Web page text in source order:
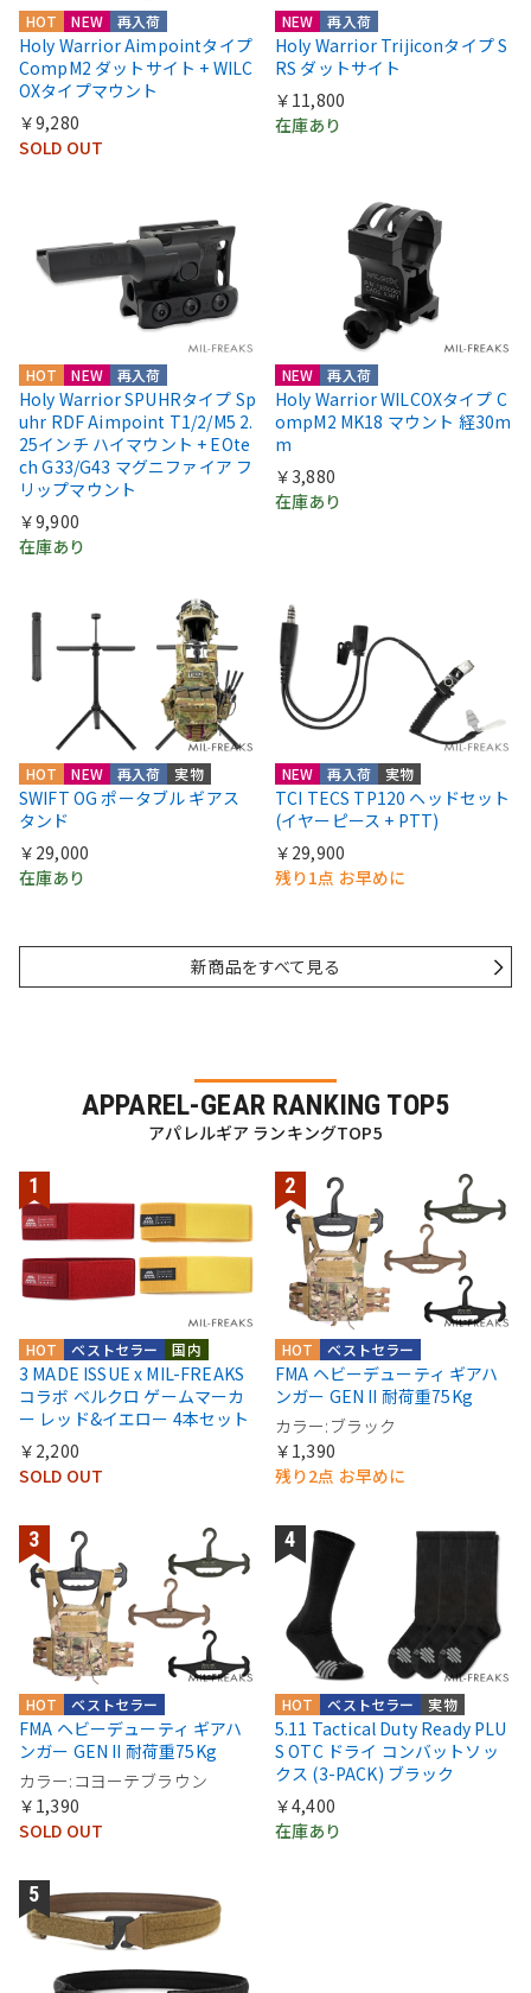
HOT NEW 再入荷
Holy Warrior Aimpointタイプ
CompM2 ダットサイト + WILC
OXタイプマウント
￥9,280
SOLD OUT
NEW 再入荷
Holy Warrior Trijiconタイプ S
RS ダットサイト
￥11,800
在庫あり
HOT NEW 再入荷
Holy Warrior SPUHRタイプ Sp
uhr RDF Aimpoint T1/2/M5 2.
25インチ ハイマウント + EOte
ch G33/G43 マグニファイア フ
リップマウント
￥9,900
在庫あり
NEW 再入荷
Holy Warrior WILCOXタイプ C
ompM2 MK18 マウント 経30m
m
￥3,880
在庫あり
HOT NEW 再入荷 実物
SWIFT OG ポータブル ギアス
タンド
￥29,000
在庫あり
NEW 再入荷 実物
TCI TECS TP120 ヘッドセット
(イヤーピース + PTT)
￥29,900
残り1点 お早めに
新商品をすべて見る
APPAREL-GEAR RANKING TOP5
アパレルギア ランキングTOP5
国内
ベストセラー
HOT
3 MADE ISSUE x MIL-FREAKS
コラボ ベルクロ ゲームマーカ
ー レッド&イエロー 4本セット
￥2,200
SOLD OUT
ベストセラー
HOT
FMA ヘビーデューティ ギアハ
ンガー GEN II 耐荷重75Kg
カラー:ブラック
￥1,390
残り2点 お早めに
ベストセラー
HOT
FMA ヘビーデューティ ギアハ
ンガー GEN II 耐荷重75Kg
カラー:コヨーテブラウン
￥1,390
SOLD OUT
実物
ベストセラー
HOT
5.11 Tactical Duty Ready PLU
S OTC ドライ コンバットソッ
クス (3-PACK) ブラック
￥4,400
在庫あり